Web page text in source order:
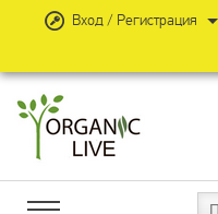
Вход / Регистрация